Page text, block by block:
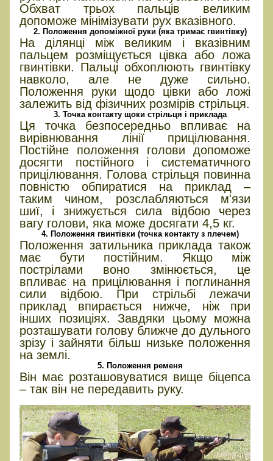
Обхват трьох пальців великим
допоможе мінімізувати рух вказівного.
2. Положення допоміжної руки (яка тримає гвинтівку)
На ділянці між великим і вказівним
пальцем розміщується цівка або ложа
гвинтівки. Пальці обхоплюють гвинтівку
навколо, але не дуже сильно.
Положення руки щодо цівки або ложі
залежить від фізичних розмірів стрільця.
3. Точка контакту щоки стрільця і приклада
Ця точка безпосередньо впливає на
вирівнювання лінії прицілювання.
Постійне положення голови допоможе
досягти постійного і систематичного
прицілювання. Голова стрільця повинна
повністю обпиратися на приклад –
таким чином, розслабляються м'язи
шиї, і знижується сила відбою через
вагу голови, яка може досягати 4,5 кг.
4. Положення гвинтівки (точка контакту з плечем)
Положення затильника приклада також
має бути постійним. Якщо між
пострілами воно змінюється, це
впливає на прицілювання і поглинання
сили відбою. При стрільбі лежачи
приклад впирається нижче, ніж при
інших позиціях. Завдяки цьому можна
розташувати голову ближче до дульного
зрізу і зайняти більш низьке положення
на землі.
5. Положення ременя
Він має розташовуватися вище біцепса
– так він не передавить руку.